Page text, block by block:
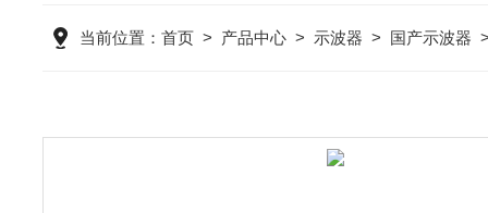
当前位置： 首页 > 产品中心 > 示波器 > 国产示波器